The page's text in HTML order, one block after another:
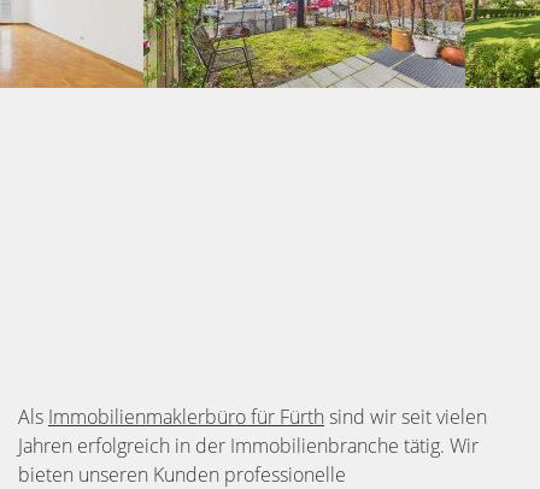
Als Immobilienmaklerbüro für Fürth sind wir seit vielen
Jahren erfolgreich in der Immobilienbranche tätig. Wir
bieten unseren Kunden professionelle